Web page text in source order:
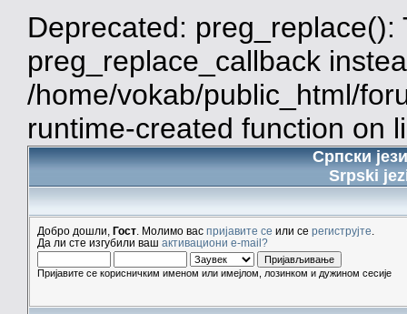
Deprecated:
preg_replace_callback
/home/vokab/public_html/
runtime-created function on
Српски
Srpski
Добро дошли, Гост . Молимо вас пријавите се или се региструјте
Да ли сте изгубили ваш активациони e-mail?
Пријавите се корисничким именом или имејлом, лозинком и дужином сесије